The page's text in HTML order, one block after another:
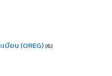
บียน (OREG)(6)